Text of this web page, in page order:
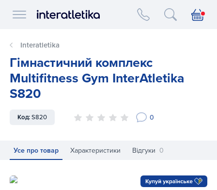
Interatletika logo
Interatletika
Гімнастичний комплекс
Multifitness Gym InterAtletika
S820
Код:S820 0
Усе про товар Характеристики Відгуки 0
Гімнастичний комплекс Multifitness Gym InterAtletika S820